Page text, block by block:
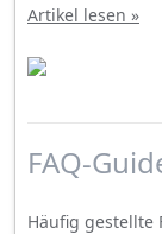
Artikel lesen »
FAQ-
Häufig gestellte